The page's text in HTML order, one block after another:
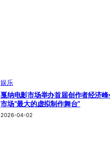
娱乐
戛纳电影市场举办首届创作者经济
市场“最大的虚拟制作舞台”
2026-04-02